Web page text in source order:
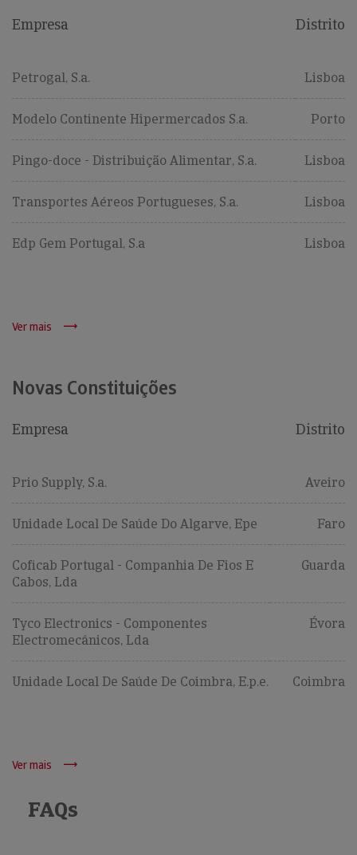
Empresa Distrito
Petrogal, S.a. Lisboa
Modelo Continente Hipermercados S.a. Porto
Pingo-doce - Distribuição Alimentar, S.a. Lisboa
Transportes Aéreos Portugueses, S.a. Lisboa
Edp Gem Portugal, S.a Lisboa
Ver mais
Novas Constituições
Empresa Distrito
Prio Supply, S.a. Aveiro
Unidade Local De Saúde Do Algarve, Epe Faro
Coficab Portugal - Companhia De Fios E
Cabos, Lda
Guarda
Tyco Electronics - Componentes
Electromecânicos, Lda
Évora
Unidade Local De Saúde De Coimbra, E.p.e. Coimbra
Ver mais
FAQs